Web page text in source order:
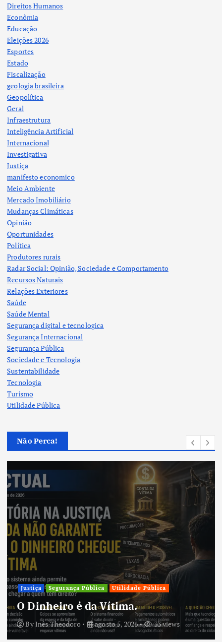
Direitos Humanos
Econômia
Educação
Eleições 2026
Esportes
Estado
Fiscalização
geologia brasileira
Geopolítica
Geral
Infraestrutura
Inteligência Artificial
Internacional
Investigativa
Justiça
manifesto economico
Meio Ambiente
Mercado Imobiliário
Mudanças Climáticas
Opinião
Oportunidades
Política
Produtores rurais
Radar Social: Opinião, Sociedade e Comportamento
Recursos Naturais
Relações Exteriores
Saúde
Saúde Mental
Segurança digital e tecnologica
Segurança Internacional
Segurança Pública
Sociedade e Tecnologia
Sustentabilidade
Tecnologia
Turismo
Utilidade Pública
Não Perca!
Justiça Segurança Pública Utilidade Pública
O Dinheiro é da Vítima.
By Inês Theodoro agosto 5, 2026 33 views